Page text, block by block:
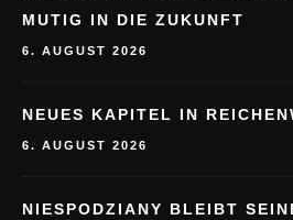
MUTIG IN DIE ZUKUNFT
6. AUGUST 2026
NEUES KAPITEL IN
6. AUGUST 2026
NIESPODZIANY BLEIBT